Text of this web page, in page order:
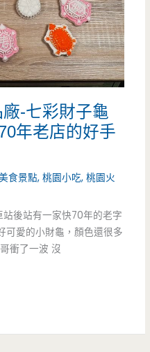
-七彩財子龜
年老店的好手
食景點,桃園小吃,桃園火
後站有一家快70年的老字
可愛的小財龜，顏色還很多
衝了一波 沒